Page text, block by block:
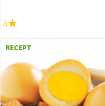
4
RECEPT